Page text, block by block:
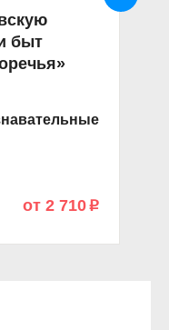
быт
от 2 710 p